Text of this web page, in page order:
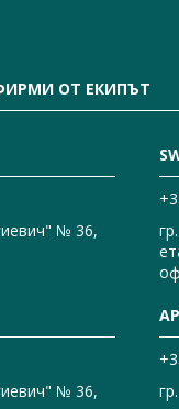
ОТ ЕКИПЪТ
№ 36,
№ 36,